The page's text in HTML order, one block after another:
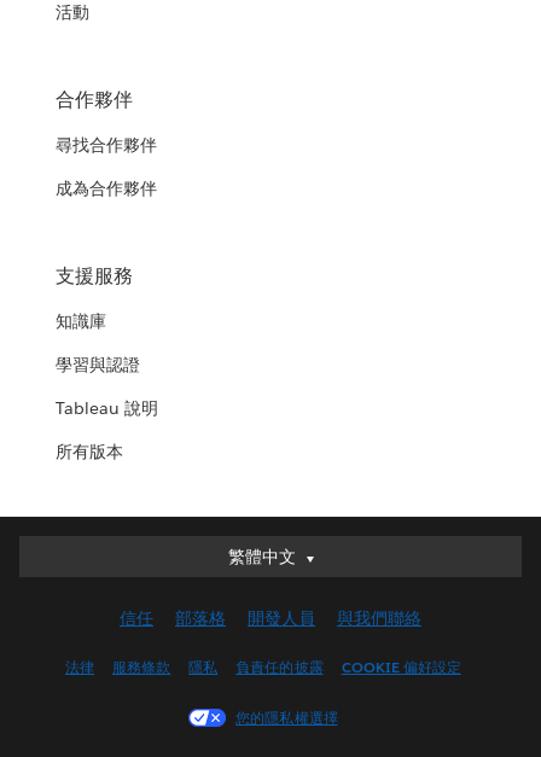
活動
合作夥伴
尋找合作夥伴
成為合作夥伴
支援服務
知識庫
學習與認證
Tableau 說明
所有版本
繁體中文
繁體中文
English (UK)
Français (Canada)
信任 部落格 開發人員 與我們聯絡
法律 服務條款 隱私 負責任的披露 COOKIE 偏好設定
您的隱私權選擇